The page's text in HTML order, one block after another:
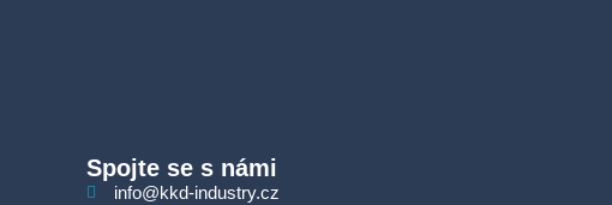
Spojte se s námi
info@kkd-industry.cz